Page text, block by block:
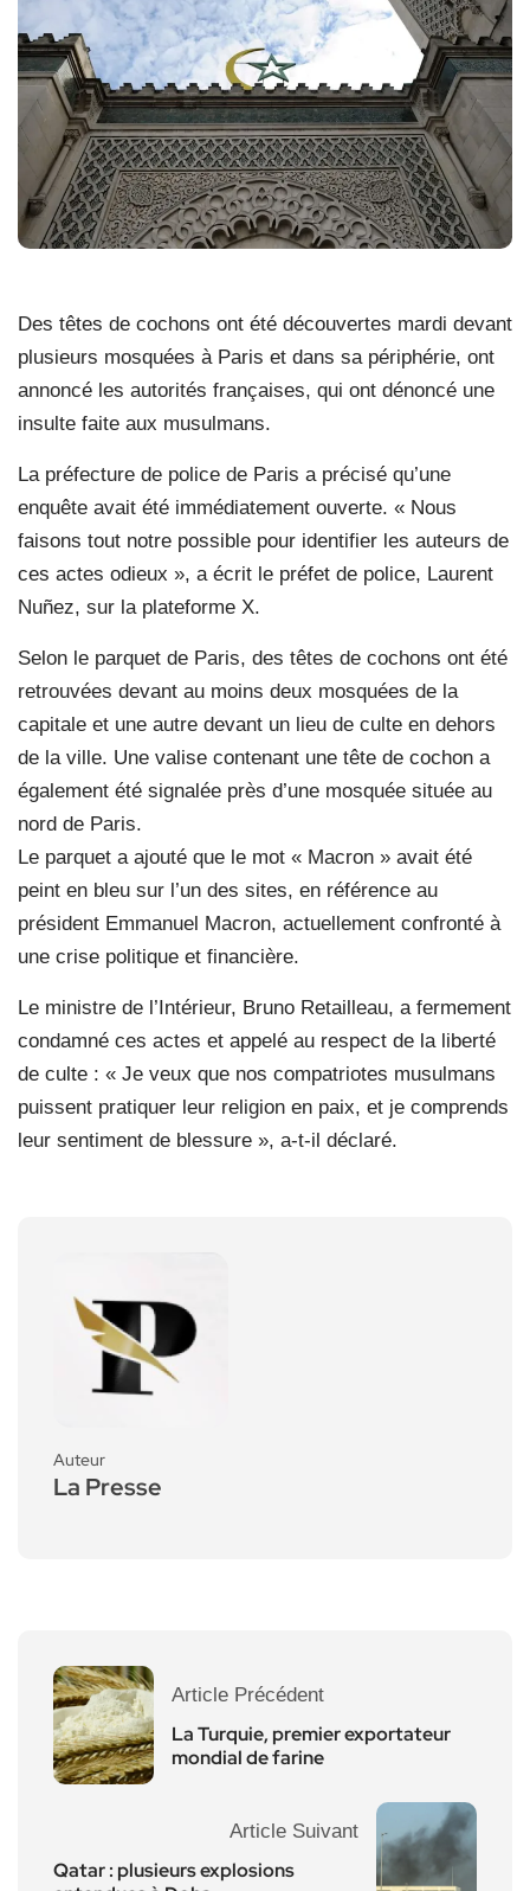
Des têtes de cochons ont été découvertes mardi devant
plusieurs mosquées à Paris et dans sa périphérie, ont
annoncé les autorités françaises, qui ont dénoncé une
insulte faite aux musulmans.
La préfecture de police de Paris a précisé qu’une
enquête avait été immédiatement ouverte. « Nous
faisons tout notre possible pour identifier les auteurs de
ces actes odieux », a écrit le préfet de police, Laurent
Nuñez, sur la plateforme X.
Selon le parquet de Paris, des têtes de cochons ont été
retrouvées devant au moins deux mosquées de la
capitale et une autre devant un lieu de culte en dehors
de la ville. Une valise contenant une tête de cochon a
également été signalée près d’une mosquée située au
nord de Paris.
Le parquet a ajouté que le mot « Macron » avait été
peint en bleu sur l’un des sites, en référence au
président Emmanuel Macron, actuellement confronté à
une crise politique et financière.
Le ministre de l’Intérieur, Bruno Retailleau, a fermement
condamné ces actes et appelé au respect de la liberté
de culte : « Je veux que nos compatriotes musulmans
puissent pratiquer leur religion en paix, et je comprends
leur sentiment de blessure », a-t-il déclaré.
Auteur
La Presse
Article Précédent
La Turquie, premier exportateur
mondial de farine
Article Suivant
Qatar : plusieurs explosions